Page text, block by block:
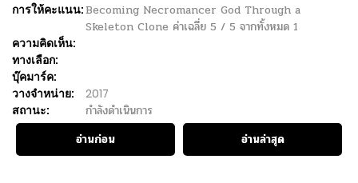
การให้คะแนน:Becoming Necromancer God Through a
Skeleton Clone ค่าเฉลี่ย 5 / 5 จากทั้งหมด 1
ความคิดเห็น:
ทางเลือก:
บุ๊คมาร์ค:
วางจำหน่าย:
2017
สถานะ:
กำลังดำเนินการ
อ่านก่อน
อ่านล่าสุด